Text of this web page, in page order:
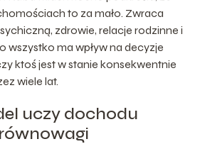
to za mało. Zwraca
zdrowie, relacje rodzinne i
wszystko ma wpływ na decyzje
ktoś jest w stanie konsekwentnie
wiele lat.
uczy dochodu